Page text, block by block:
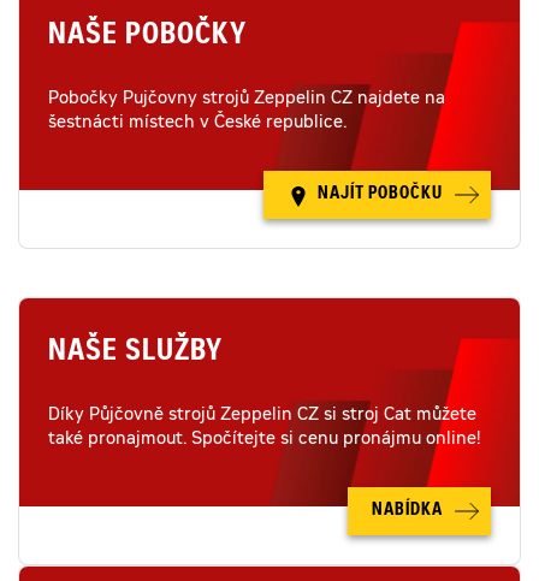
NAŠE POBOČKY
Pobočky Pujčovny strojů Zeppelin CZ najdete na
šestnácti místech v České republice.
NAJÍT POBOČKU
NAŠE SLUŽBY
Díky Půjčovně strojů Zeppelin CZ si stroj Cat můžete
také pronajmout. Spočítejte si cenu pronájmu online!
NABÍDKA